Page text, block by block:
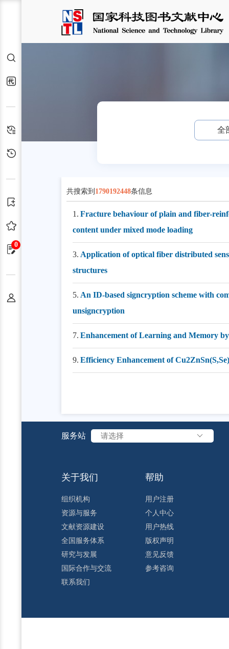
0
全
共搜索到 1790192448条信息
1. Fracture behaviour of plain and fiber-
content under mixed mode loading
3. Application of optical fiber distributed
structures
5. An ID-based signcryption scheme with
unsigncryption
7. Enhancement of Learning and Memory
9. Efficiency Enhancement of
服务站 请选择
关于我们
组织机构
资源与服务
文献资源建设
全国服务体系
研究与发展
国际合作与交流
联系我们
帮助
用户注册
个人中心
用户热线
版权声明
意见反馈
参考咨询